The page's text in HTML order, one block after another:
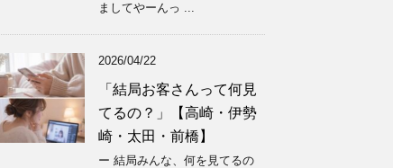
ましてやーんっ ...
2026/04/22
「結局お客さんって何見
てるの？」【高崎・伊勢
崎・太田・前橋】
ー 結局みんな、何を見てるの